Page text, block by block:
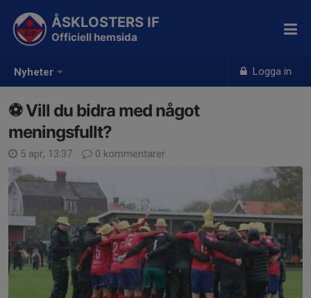
Nyheter Logga in
ÅSKLOSTERS IF
Officiell hemsida
⚽ Vill du bidra med något
meningsfullt?
5 apr, 13:37 0 kommentarer